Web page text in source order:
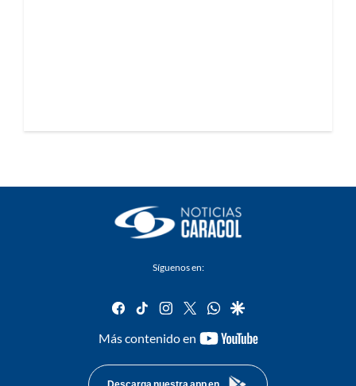
Síguenos en:
facebook
tiktok instagram
twitterwhatsapp
google
Más contenido en
youtube-